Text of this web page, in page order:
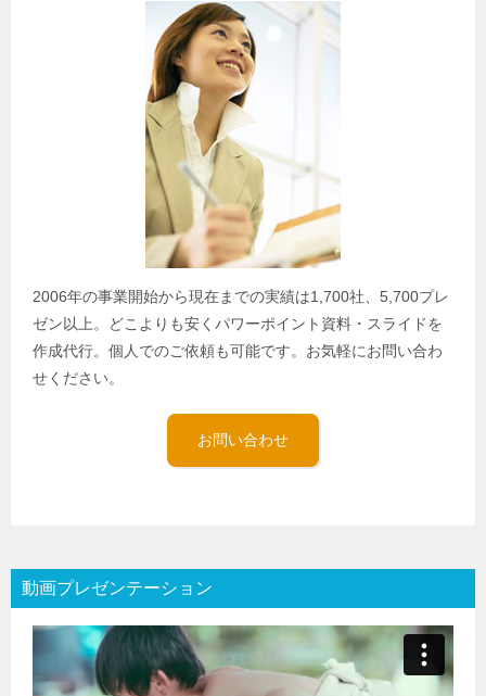
2006年の事業開始から現在までの実績は1,700社、5,700プレ
ゼン以上。どこよりも安くパワーポイント資料・スライドを
作成代行。個人でのご依頼も可能です。お気軽にお問い合わ
せください。
お問い合わせ
動画プレゼンテーション